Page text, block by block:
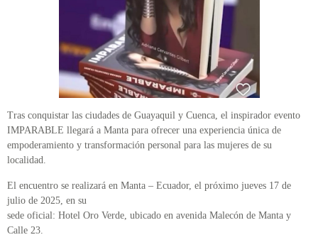
Tras conquistar las ciudades de Guayaquil y Cuenca, el inspirador evento
IMPARABLE llegará a Manta para ofrecer una experiencia única de
empoderamiento y transformación personal para las mujeres de su
localidad.
El encuentro se realizará en Manta – Ecuador, el próximo jueves 17 de
julio de 2025, en su
sede oficial: Hotel Oro Verde, ubicado en avenida Malecón de Manta y
Calle 23.